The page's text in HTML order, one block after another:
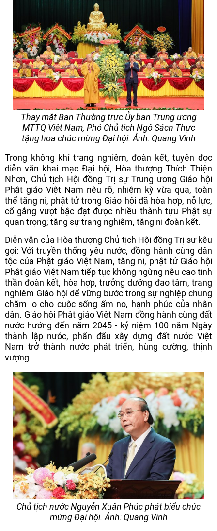
Thay mặt Ban Thường trực Ủy ban Trung ương
MTTQ Việt Nam, Phó Chủ tịch Ngô Sách Thực
tặng hoa chúc mừng Đại hội. Ảnh: Quang Vinh
Trong không khí trang nghiêm, đoàn kết, tuyên đọc
diễn văn khai mạc Đại hội, Hòa thượng Thích Thiện
Nhơn, Chủ tịch Hội đồng Trị sự Trung ương Giáo hội
Phật giáo Việt Nam nêu rõ, nhiệm kỳ vừa qua, toàn
thể tăng ni, phật tử trong Giáo hội đã hòa hợp, nỗ lực,
cố gắng vượt bậc đạt được nhiều thành tựu Phật sự
quan trọng; tăng sự trang nghiêm, tăng ni đoàn kết.
Diễn văn của Hòa thượng Chủ tịch Hội đồng Trị sự kêu
gọi: Với truyền thống yêu nước, đồng hành cùng dân
tộc của Phật giáo Việt Nam, tăng ni, phật tử Giáo hội
Phật giáo Việt Nam tiếp tục không ngừng nêu cao tinh
thần đoàn kết, hòa hợp, trưởng dưỡng đạo tâm, trang
nghiêm Giáo hội để vững bước trong sự nghiệp chung
chăm lo cho cuộc sống ấm no, hạnh phúc của nhân
dân. Giáo hội Phật giáo Việt Nam đồng hành cùng đất
nước hướng đến năm 2045 - kỷ niệm 100 năm Ngày
thành lập nước, phấn đấu xây dựng đất nước Việt
Nam trở thành nước phát triển, hùng cường, thịnh
vượng.
Chủ tịch nước Nguyễn Xuân Phúc phát biểu chúc
mừng Đại hội. Ảnh: Quang Vinh